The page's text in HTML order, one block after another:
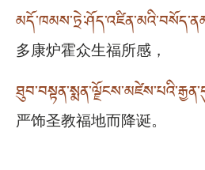
多康炉霍众生福所感，
严饰圣教福地而降诞。